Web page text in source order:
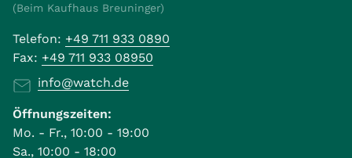
(Beim Kaufhaus Breuninger)
Telefon: +49 711 933 0890
Fax: +49 711 933 08950
info@watch.de
Öffnungszeiten:
Mo. - Fr., 10:00 - 19:00
Sa., 10:00 - 18:00